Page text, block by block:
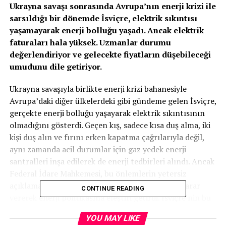
Ukrayna savaşı sonrasında Avrupa’nın enerji krizi ile
sarsıldığı bir dönemde İsviçre, elektrik sıkıntısı
yaşamayarak enerji bolluğu yaşadı. Ancak elektrik
faturaları hala yüksek. Uzmanlar durumu
değerlendiriyor ve gelecekte fiyatların düşebileceği
umudunu dile getiriyor.
Ukrayna savaşıyla birlikte enerji krizi bahanesiyle
Avrupa’daki diğer ülkelerdeki gibi gündeme gelen İsviçre,
gerçekte enerji bolluğu yaşayarak elektrik sıkıntısının
olmadığını gösterdi. Geçen kış, sadece kısa duş alma, iki
kişi duş alın ve fırını erken kapatma çağrılarıyla değil,
aynı zamanda acil durumlar için gaz yedek enerji
santralleri inşa edilerek de enerji tedbirleri alındı. Ancak
açıklamalarla ve yasa dışı bir şekilde alındığına karar
vererek enerji politikasına eleştiri getirdi. İsviçre’nin bu
kış dahi enerji fazlasına sahip olduğu ortaya çıktı.
Federal Enerji Ofisi’nin verilerine göre, Ekim ile Şubat
CONTINUE READING
YOU MAY LIKE